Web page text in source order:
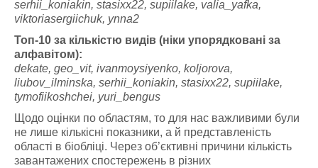
serhii_koniakin, stasixx22, supiilake, valia_yafka,
viktoriasergiichuk, ynna2
Топ-10 за кількістю видів (ніки упорядковані за
алфавітом):
dekate, geo_vit, ivanmoysiyenko, koljorova,
liubov_ilminska, serhii_koniakin, stasixx22, supiilake,
tymofiikoshchei, yuri_bengus
Щодо оцінки по областям, то для нас важливими були
не лише кількісні показники, а й представленість
області в біобліці. Через об’єктивні причини кількість
завантажених спостережень в різних